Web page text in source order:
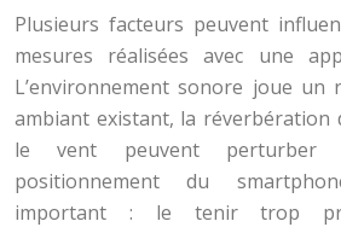
Plusieurs facteurs peuvent
mesures réalisées avec une
L’environnement sonore joue
ambiant existant, la réverbération
le vent peuvent perturber
positionnement du
important : le tenir trop